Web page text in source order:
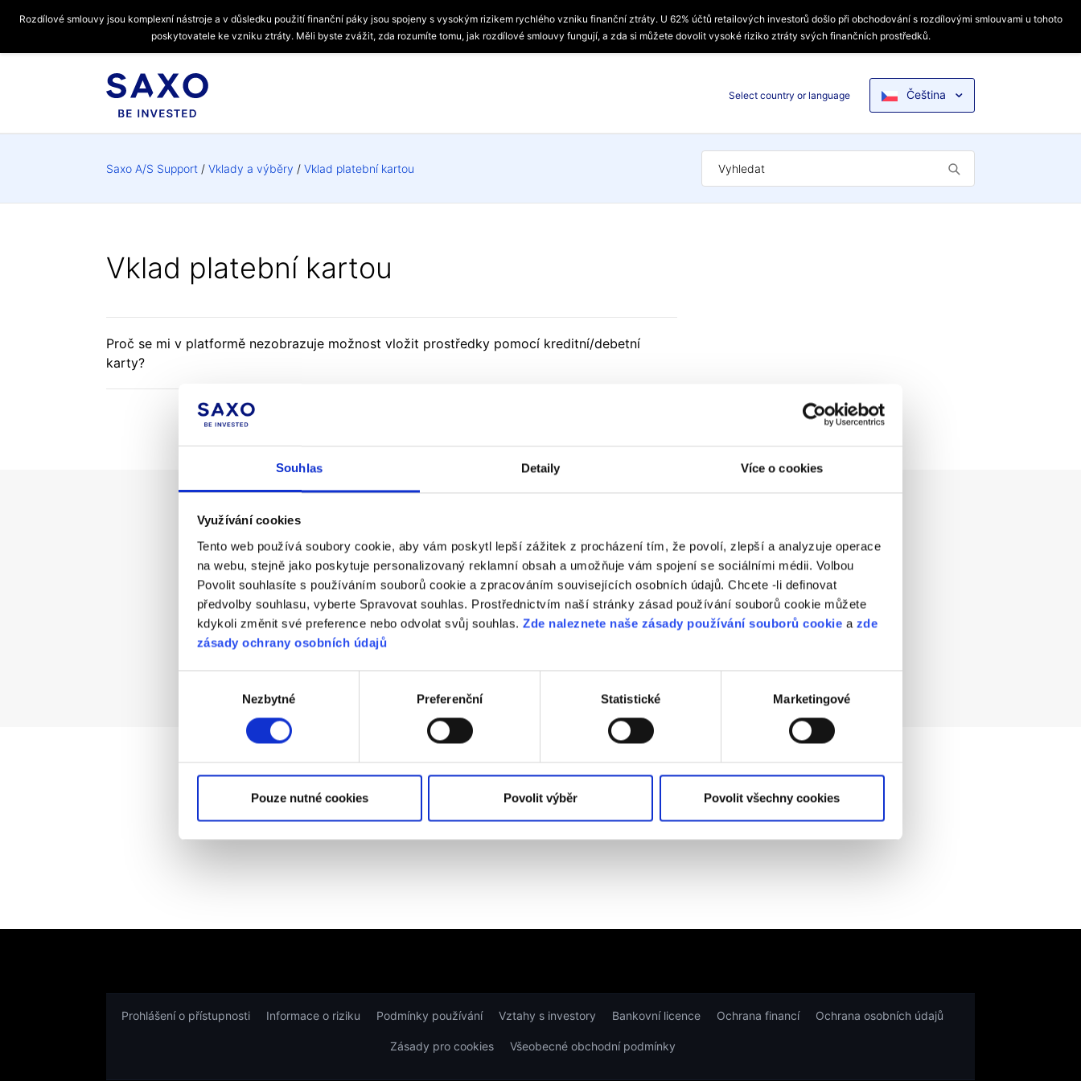
Souhlas Detaily Více o cookies
Využívání cookies
Tento web používá soubory cookie, aby vám poskytl lepší zážitek z procházení tím, že povolí, zlepší a analyzuje operace
na webu, stejně jako poskytuje personalizovaný reklamní obsah a umožňuje vám spojení se sociálními médii. Volbou
Povolit souhlasíte s používáním souborů cookie a zpracováním souvisejících osobních údajů. Chcete -li definovat
předvolby souhlasu, vyberte Spravovat souhlas. Prostřednictvím naší stránky zásad používání souborů cookie můžete
kdykoli změnit své preference nebo odvolat svůj souhlas. Zde naleznete naše zásady používání souborů cookie a zde
zásady ochrany osobních údajů
Nezbytné Preferenční Statistické Marketingové
Pouze nutné cookies Povolit výběr Povolit všechny cookies
Rozdílové smlouvy jsou komplexní nástroje a v důsledku použití finanční páky jsou spojeny s vysokým rizikem rychlého vzniku finanční ztráty. U 62% účtů retailových investorů došlo při obchodování s rozdílovými smlouvami u tohoto
poskytovatele ke vzniku ztráty. Měli byste zvážit, zda rozumíte tomu, jak rozdílové smlouvy fungují, a zda si můžete dovolit vysoké riziko ztráty svých finančních prostředků.
Select country or language Čeština
Saxo A/S Support Vklady a výběry Vklad platební kartou
Vklad platební kartou
Proč se mi v platformě nezobrazuje možnost vložit prostředky pomocí kreditní/debetní
karty?
Nemůžete najít, co hledáte?
Ukážeme Vám, jak zadat ticket nebo se spojit s podporou.
Prohlášení o přístupnosti Informace o riziku Podmínky používání Vztahy s investory Bankovní licence Ochrana financí Ochrana osobních údajů
Zásady pro cookies Všeobecné obchodní podmínky